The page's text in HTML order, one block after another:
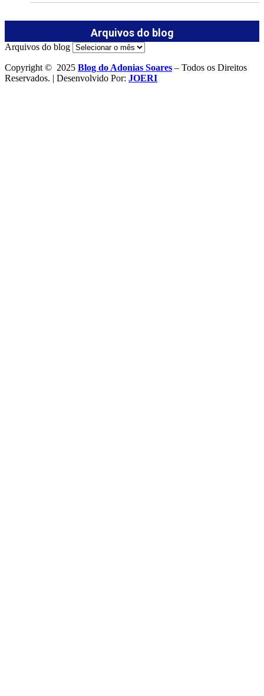
Arquivos do blog
Arquivos do blog
Copyright © 2025 Blog do Adonias Soares – Todos os Direitos
Reservados. | Desenvolvido Por: JOERI